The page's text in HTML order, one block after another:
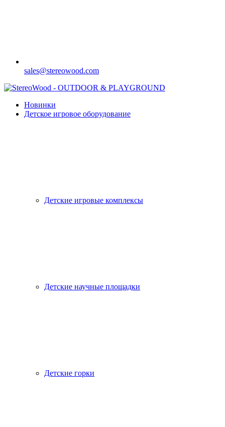
sales@stereowood.com
Новинки
Детское игровое оборудование
Детские игровые комплексы
Детские научные площадки
Детские горки